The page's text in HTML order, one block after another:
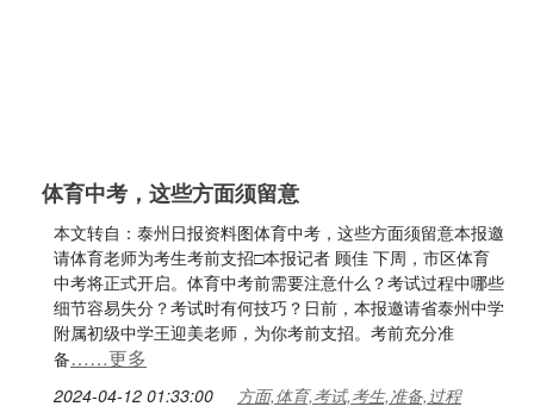
体育中考，这些方面须留意
本文转自：泰州日报资料图体育中考，这些方面须留意本报邀
请体育老师为考生考前支招□本报记者 顾佳 下周，市区体育
中考将正式开启。体育中考前需要注意什么？考试过程中哪些
细节容易失分？考试时有何技巧？日前，本报邀请省泰州中学
附属初级中学王迎美老师，为你考前支招。考前充分准
备……更多
2024-04-12 01:33:00 方面,体育,考试,考生,准备,过程